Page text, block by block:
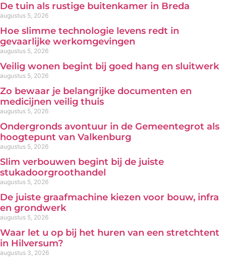
De tuin als rustige buitenkamer in Breda
augustus 5, 2026
Hoe slimme technologie levens redt in
gevaarlijke werkomgevingen
augustus 5, 2026
Veilig wonen begint bij goed hang en sluitwerk
augustus 5, 2026
Zo bewaar je belangrijke documenten en
medicijnen veilig thuis
augustus 5, 2026
Ondergronds avontuur in de Gemeentegrot als
hoogtepunt van Valkenburg
augustus 5, 2026
Slim verbouwen begint bij de juiste
stukadoorgroothandel
augustus 5, 2026
De juiste graafmachine kiezen voor bouw, infra
en grondwerk
augustus 5, 2026
Waar let u op bij het huren van een stretchtent
in Hilversum?
augustus 3, 2026